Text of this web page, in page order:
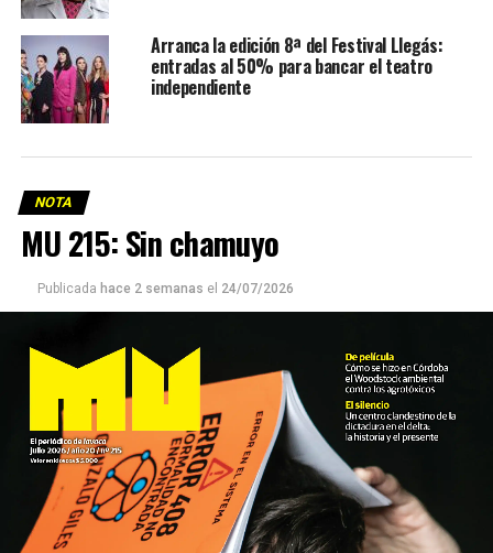
Arranca la edición 8ª del Festival Llegás:
entradas al 50% para bancar el teatro
independiente
NOTA
MU 215: Sin chamuyo
Publicada hace 2 semanas el 24/07/2026